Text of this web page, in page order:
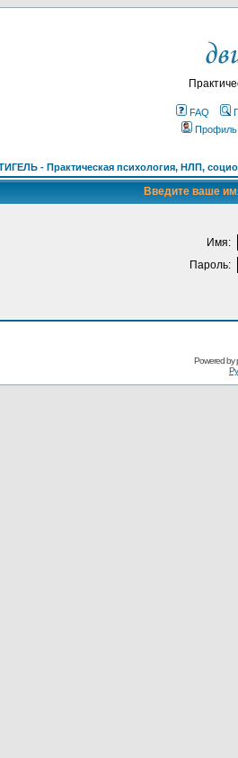
FAQ
Профиль
- Практическая психология, НЛП,
Введите ваше
Имя:
Пароль:
Powered by